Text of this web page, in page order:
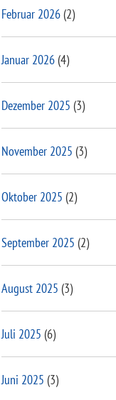
Februar 2026(2)
Januar 2026(4)
Dezember 2025 (3)
November 2025 (3)
Oktober 2025 (2)
September 2025 (2)
August 2025 (3)
Juli 2025 (6)
Juni 2025 (3)